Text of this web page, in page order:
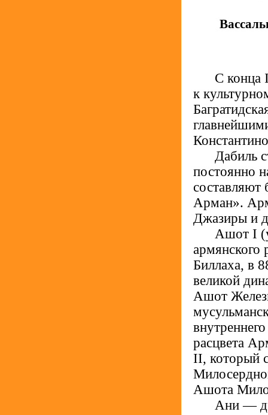
С конца
к
Дабиль
постоянно
составляют
Арман».
Джазиры и
Ашот I
армянского
Биллаха, в
великой
Ашот
расцвета
II, который
Ашота
Ани —